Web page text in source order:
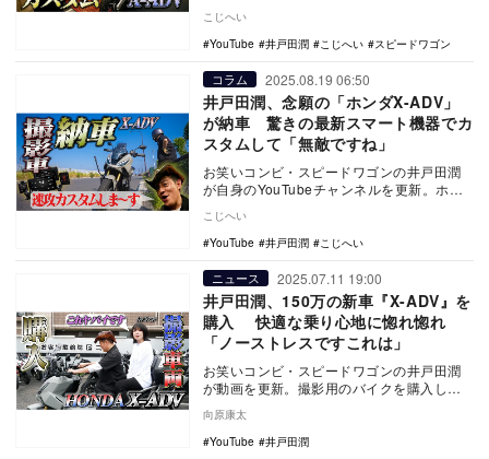
こじへい
YouTube
井戸田潤 こじへい スピードワゴン
コラム 2025.08.19 06:50
井戸田潤、念願の「ホンダX-ADV」
が納車 驚きの最新スマート機器でカ
スタムして「無敵ですね」
お笑いコンビ・スピードワゴンの井戸田潤
が自身のYouTubeチャンネルを更新。ホン
した…
こじへい
YouTube
井戸田潤 こじへい
ニュース 2025.07.11 19:00
井戸田潤、150万の新車『X-ADV』を
購入 快適な乗り心地に惚れ惚れ
「ノーストレスですこれは」
お笑いコンビ・スピードワゴンの井戸田潤
が動画を更新。撮影用のバイクを購入した
向原康太
YouTube
井戸田潤